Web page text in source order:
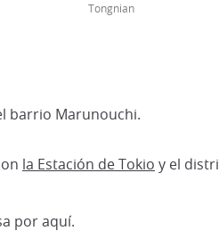
Tongnian
barrio Marunouchi.
la Estación de Tokio y el
por aquí.